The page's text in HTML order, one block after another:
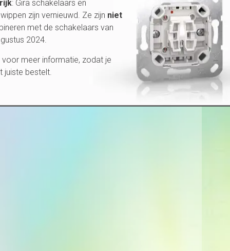
: Gira schakelaars en
zijn vernieuwd. Ze zijn niet
met de schakelaars van
2024.
voor meer informatie, zodat je
juiste bestelt.